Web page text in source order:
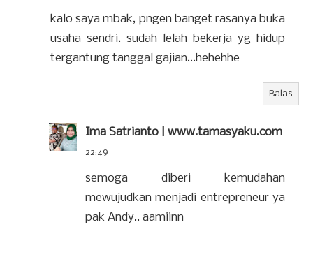
kalo saya mbak, pngen banget rasanya buka
usaha sendri. sudah lelah bekerja yg hidup
tergantung tanggal gajian...hehehhe
Balas
Ima Satrianto | www.tamasyaku.com
22:49
semoga diberi kemudahan
mewujudkan menjadi entrepreneur ya
pak Andy.. aamiinn